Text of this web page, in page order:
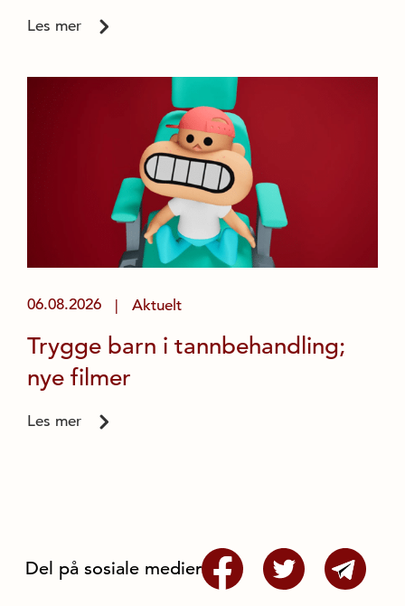
Les mer
06.08.2026 Aktuelt
Trygge barn i tannbehandling;
nye filmer
Les mer
Del på sosiale medier